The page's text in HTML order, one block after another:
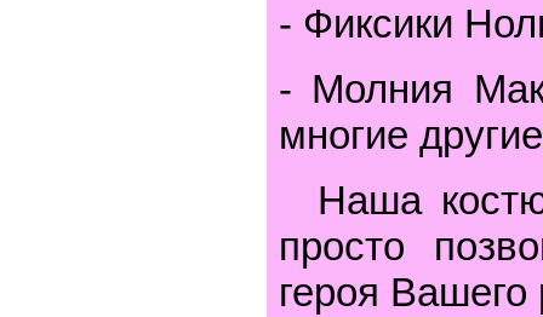
- Фиксики
- Молния
многие
Наша
просто
героя Вашего